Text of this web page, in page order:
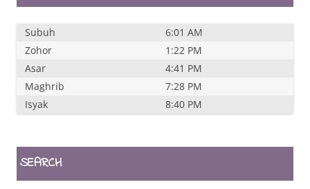
Subuh
6:01 AM
Zohor
1:22 PM
Asar
4:41 PM
Maghrib
7:28 PM
Isyak
8:40 PM
SEARCH